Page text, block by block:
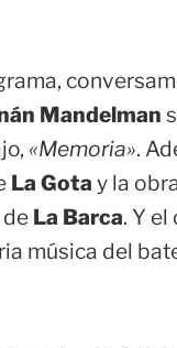
Mandelman
«Memoria».
La Gota y la
de La Barca. Y el
música del